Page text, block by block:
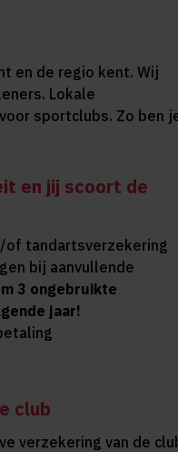
en de regio kent. Wij
Lokale
sportclubs. Zo ben
en jij scoort de
of tandartsverzekering
bij aanvullende
3 ongebruikte
jaar!
club
verzekering van de